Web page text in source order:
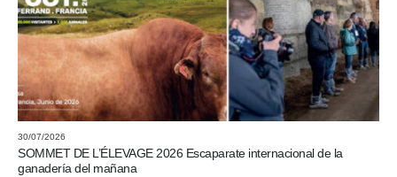
30/07/2026
SOMMET DE L’ÉLEVAGE 2026 Escaparate internacional de la
ganadería del mañana